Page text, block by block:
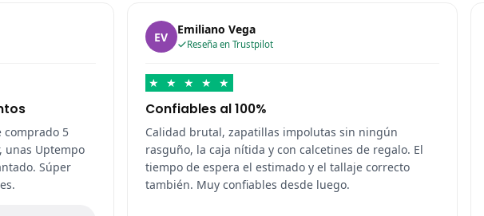
comprado 5
unas Uptempo
Súper
EV Emiliano Vega
Reseña en Trustpilot
★ ★ ★ ★ ★
Confiables al 100%
Calidad brutal, zapatillas impolutas sin ningún
rasguño, la caja nítida y con calcetines de regalo. El
tiempo de espera el estimado y el tallaje correcto
también. Muy confiables desde luego.